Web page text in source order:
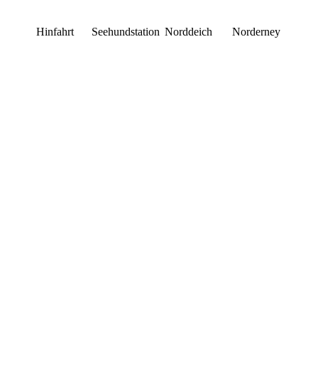
Hinfahrt Seehundstation Norddeich Norderney